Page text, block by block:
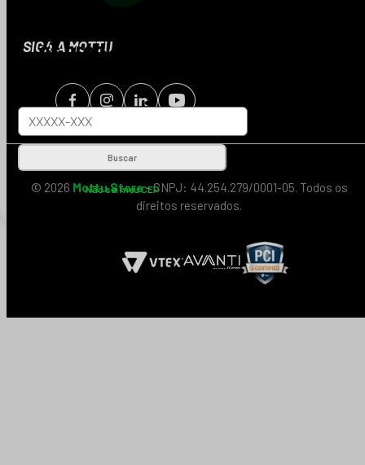
SIGA A MOTTU
© 2026 Mottu Store- CNPJ: 44.254.279/0001-05. Todos os
direitos reservados.
os produtos da sua
Buscar
Não sei meu CEP